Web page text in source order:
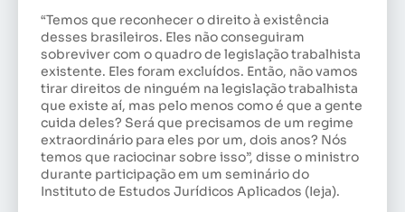
“Temos que reconhecer o direito à existência
desses brasileiros. Eles não conseguiram
sobreviver com o quadro de legislação trabalhista
existente. Eles foram excluídos. Então, não vamos
tirar direitos de ninguém na legislação trabalhista
que existe aí, mas pelo menos como é que a gente
cuida deles? Será que precisamos de um regime
extraordinário para eles por um, dois anos? Nós
temos que raciocinar sobre isso”, disse o ministro
durante participação em um seminário do
Instituto de Estudos Jurídicos Aplicados (Ieja).